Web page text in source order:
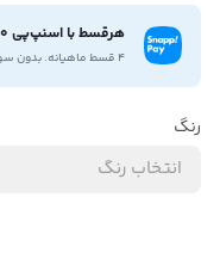
هرقسط با اسنپ‌پی 148,250 تومان
۴ قسط ماهیانه. بدون سود،چک و ضامن.
رنگ
انتخاب رنگ